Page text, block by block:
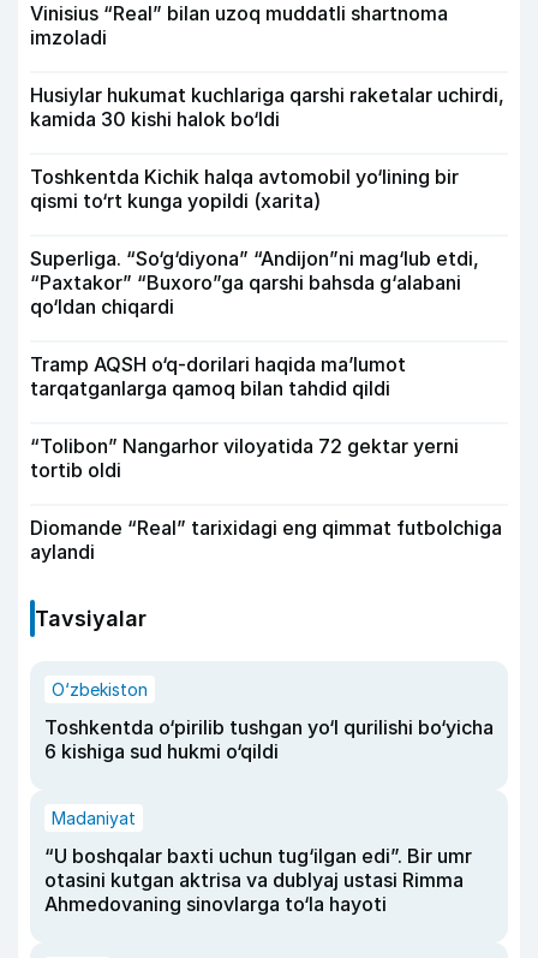
Vinisius “Real” bilan uzoq muddatli shartnoma
imzoladi
Husiylar hukumat kuchlariga qarshi raketalar uchirdi,
kamida 30 kishi halok bo‘ldi
Toshkentda Kichik halqa avtomobil yo‘lining bir
qismi to‘rt kunga yopildi (xarita)
Superliga. “So‘g‘diyona” “Andijon”ni mag‘lub etdi,
“Paxtakor” “Buxoro”ga qarshi bahsda g‘alabani
qo‘ldan chiqardi
Tramp AQSH o‘q-dorilari haqida ma’lumot
tarqatganlarga qamoq bilan tahdid qildi
“Tolibon” Nangarhor viloyatida 72 gektar yerni
tortib oldi
Diomande “Real” tarixidagi eng qimmat futbolchiga
aylandi
Tavsiyalar
O‘zbekiston
Toshkentda o‘pirilib tushgan yo‘l qurilishi bo‘yicha
6 kishiga sud hukmi o‘qildi
Madaniyat
“U boshqalar baxti uchun tug‘ilgan edi”. Bir umr
otasini kutgan aktrisa va dublyaj ustasi Rimma
Ahmedovaning sinovlarga to‘la hayoti